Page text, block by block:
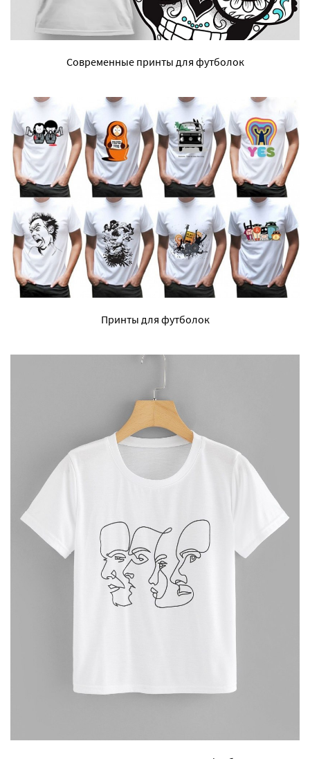
Современные принты для футболок
Принты для футболок